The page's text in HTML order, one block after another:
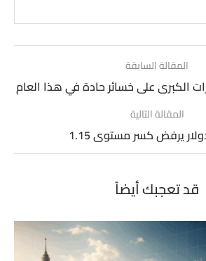
المقالة السابقة
الكبرى على خسائر حادة في هذا العام
المقالة التالية
يرفض كسر مستوى 1.15
قد تعجبك أيضاً